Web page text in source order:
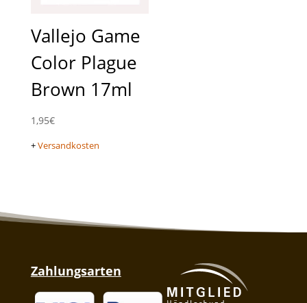
Vallejo Game
Color Plague
Brown 17ml
1,95€
+Versandkosten
Zahlungsarten